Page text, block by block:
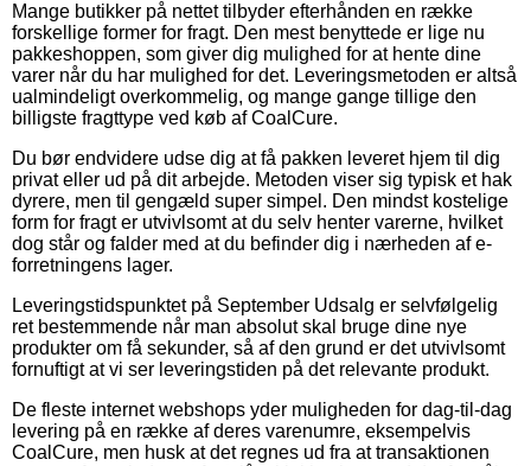
Mange butikker på nettet tilbyder efterhånden en række
forskellige former for fragt. Den mest benyttede er lige nu
pakkeshoppen, som giver dig mulighed for at hente dine
varer når du har mulighed for det. Leveringsmetoden er altså
ualmindeligt overkommelig, og mange gange tillige den
billigste fragttype ved køb af CoalCure.
Du bør endvidere udse dig at få pakken leveret hjem til dig
privat eller ud på dit arbejde. Metoden viser sig typisk et hak
dyrere, men til gengæld super simpel. Den mindst kostelige
form for fragt er utvivlsomt at du selv henter varerne, hvilket
dog står og falder med at du befinder dig i nærheden af e-
forretningens lager.
Leveringstidspunktet på September Udsalg er selvfølgelig
ret bestemmende når man absolut skal bruge dine nye
produkter om få sekunder, så af den grund er det utvivlsomt
fornuftigt at vi ser leveringstiden på det relevante produkt.
De fleste internet webshops yder muligheden for dag-til-dag
levering på en række af deres varenumre, eksempelvis
CoalCure, men husk at det regnes ud fra at transaktionen